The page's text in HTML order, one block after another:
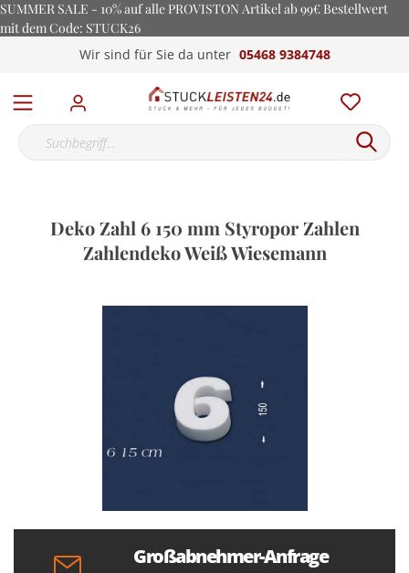
SUMMER SALE - 10% auf alle PROVISTON Artikel ab 99€ Bestellwert
mit dem Code: STUCK26
Wir sind für Sie da unter 05468 9384748
Deko Zahl 6 150 mm Styropor Zahlen
Zahlendeko Weiß Wiesemann
Großabnehmer-Anfrage